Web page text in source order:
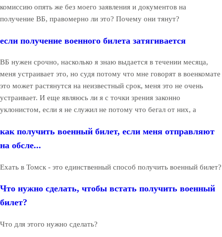
комиссию опять же без моего заявления и документов на
получение ВБ, правомерно ли это? Почему они тянут?
если получение военного билета затягивается
ВБ нужен срочно, насколько я знаю выдается в течении месяца,
меня устраивает это, но судя потому что мне говорят в военкомате
это может растянутся на неизвестный срок, меня это не очень
устраивает. И еще являюсь ли я с точки зрения законно
уклонистом, если я не служил не потому что бегал от них, а
как получить военный билет, если меня отправляют
на обсле...
Ехать в Томск - это единственный способ получить военный билет?
Что нужно сделать, чтобы встать получить военный
билет?
Что для этого нужно сделать?